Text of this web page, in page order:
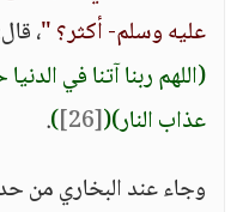
عليه وسلم- أكثر؟ "،
(اللهم ربنا آتنا في
عذاب النار)(
[26]
)
.
وجاء عند البخاري من